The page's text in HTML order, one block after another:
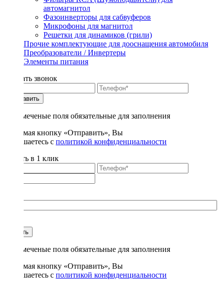
автомагнитол
Фазоинверторы для сабвуферов
Микрофоны для магнитол
Решетки для динамиков (грили)
Прочие комплектующие для дооснащения автомобиля
Преобразователи / Инвертеры
Элементы питания
Заказать звонок
Отправить
* - отмеченые поля обязательные для заполнения
Нажимая кнопку «Отправить», Вы
соглашаетесь с политикой конфиденциальности
Купить в 1 клик
Купить
* - отмеченые поля обязательные для заполнения
Нажимая кнопку «Отправить», Вы
соглашаетесь с политикой конфиденциальности